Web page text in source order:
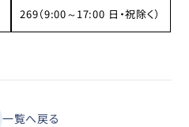
269（9:00～17:00 日・祝除く）
一覧へ戻る